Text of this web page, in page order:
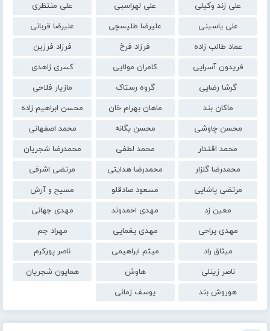
علی زند وکیلی
علی لهراسبی
علی منتظری
علی یاسینی
علیرضا طلیسچی
علیرضا قربانی
عماد طالب زاده
فرزاد فرخ
فرزاد فرزین
فریدون آسرایی
کامران مولایی
کسری زاهدی
گرشا رضایی
گروه رستاک
مازیار فلاحی
ماکان بند
ماهان بهرام خان
محسن ابراهیم زاده
محسن چاوشی
محسن یگانه
محمد اصفهانی
محمد اقتدار
محمد لطفی
محمدرضا شجریان
محمدرضا گلزار
محمدرضا هدایتی
مرتضی اشرفی
مرتضی پاشایی
مسعود صادقلو
مسیح و آرش
معین زد
مهدی احمدوند
مهدی جهانی
مهدی یراحی
مهدی یغمایی
مهراد جم
میثاق راد
میثم ابراهیمی
ناصر پورکرم
ناصر زینلی
هاوش
همایون شجریان
هوروش بند
یوسف زمانی